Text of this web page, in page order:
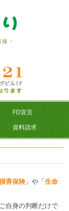
・
FD宣言
資料請求
害保険 」や「 生命
自身の判断だけで